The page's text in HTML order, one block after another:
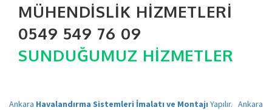
MÜHENDISLIK HIZMETLERI
0549 549 76 09
SUNDUĞUMUZ HIZMETLER
Ankara Havalandırma Sistemleri İmalatı ve Montajı Yapılır. Ankara